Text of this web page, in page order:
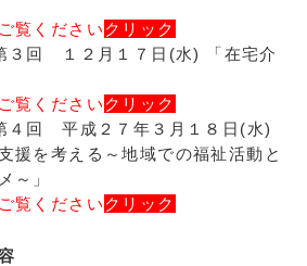
覧くださいクリック
３回 １２月１７日(水) 「在宅介
覧くださいクリック
４回 平成２７年３月１８日(水)
援を考える～地域での福祉活動と
～」
覧くださいクリック